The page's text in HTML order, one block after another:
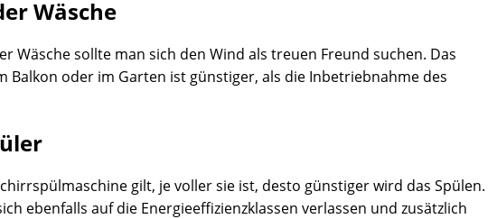
Wäsche
Wäsche sollte man sich den Wind als treuen Freund suchen. Das
Balkon oder im Garten ist günstiger, als die Inbetriebnahme des
gilt, je voller sie ist, desto günstiger wird das Spülen.
ebenfalls auf die Energieeffizienzklassen verlassen und zusätzlich